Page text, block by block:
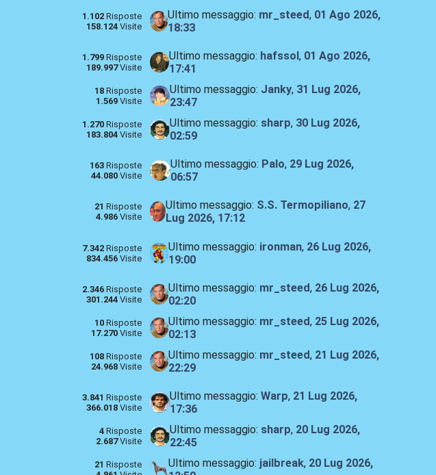
1.102Risposte
158.124Visite
Ultimo messaggio: mr_steed, 01 Ago 2026,
18:33
1.799Risposte
189.997Visite
Ultimo messaggio: hafssol , 01 Ago 2026,
17:41
18Risposte
1.569Visite
Ultimo messaggio: Janky, 31 Lug 2026,
23:47
1.270Risposte
183.804Visite
Ultimo messaggio: sharp, 30 Lug 2026,
02:59
163Risposte
44.080Visite
Ultimo messaggio: Palo, 29 Lug 2026,
06:57
21 Risposte
4.986Visite
Ultimo messaggio: S.S. Termopiliano, 27
Lug 2026, 17:12
7.342Risposte
834.456Visite
Ultimo messaggio: ironman, 26 Lug 2026,
19:00
2.346Risposte
301.244Visite
Ultimo messaggio: mr_steed, 26 Lug 2026,
02:20
10Risposte
17.270Visite
Ultimo messaggio: mr_steed, 25 Lug 2026,
02:13
108Risposte
24.968Visite
Ultimo messaggio: mr_steed, 21 Lug 2026,
22:29
3.841 Risposte
366.018Visite
Ultimo messaggio:Warp, 21 Lug 2026,
17:36
4Risposte
2.687Visite
Ultimo messaggio: sharp, 20 Lug 2026,
22:45
21 Risposte
Ultimo messaggio: jailbreak, 20 Lug 2026,